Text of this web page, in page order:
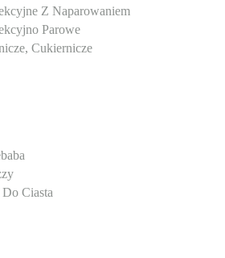
Z Naparowaniem
Parowe
Cukiernicze
Ciasta